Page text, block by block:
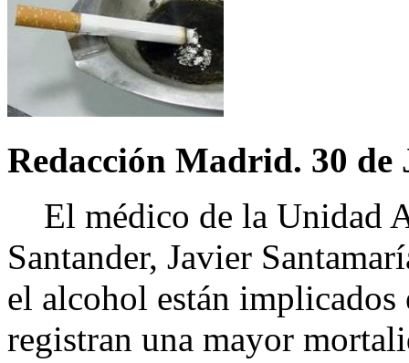
Redacción Madrid. 30 de
El médico de la Unidad
Santander, Javier
el alcohol están implicados
registran una mayor